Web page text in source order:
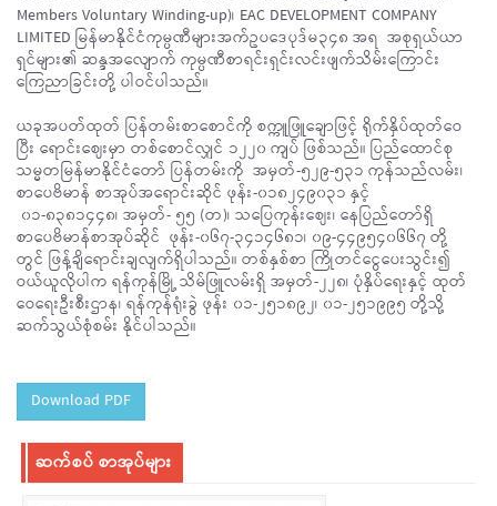
Members Voluntary Winding-up)၊ EAC DEVELOPMENT COMPANY
LIMITED မြန်မာနိုင်ငံကုမ္ပဏီများအက်ဥပဒေပုဒ်မ၃၄၈ အရ အစုရှယ်ယာ
ရှင်များ၏ ဆန္ဒအလျောက် ကုမ္ပဏီစာရင်းရှင်းလင်းဖျက်သိမ်းကြောင်း
ကြေညာခြင်းတို့ ပါဝင်ပါသည်။
ယခုအပတ်ထုတ် ပြန်တမ်းစာစောင်ကို စက္ကူဖြူချောဖြင့် ရိုက်နှိပ်ထုတ်ဝေ
ပြီး ရောင်းဈေးမှာ တစ်စောင်လျှင် ၁၂၂၀ ကျပ် ဖြစ်သည်။ ပြည်ထောင်စု
သမ္မတမြန်မာနိုင်ငံတော် ပြန်တမ်းကို အမှတ်-၅၂၉-၅၃၁ ကုန်သည်လမ်း၊
စာပေဗိမာန် စာအုပ်အရောင်းဆိုင် ဖုန်း-၀၁၈၂၄၉၀၃၁ နှင့်
၀၁-၈၃၈၁၄၄၈၊ အမှတ်- ၅၅ (တ)၊ သပြေကုန်းဈေး၊ နေပြည်တော်ရှိ
စာပေဗိမာန်စာအုပ်ဆိုင် ဖုန်း-၀၆၇-၃၄၁၄၆၈၁၊ ၀၉-၄၄၉၅၄၀၆၆၇ တို့
တွင် ဖြန့်ချိရောင်းချလျက်ရှိပါသည်။ တစ်နှစ်စာ ကြိုတင်ငွေပေးသွင်း၍
ဝယ်ယူလိုပါက ရန်ကုန်မြို့ သိမ်ဖြူလမ်းရှိ အမှတ်-၂၂၈၊ ပုံနှိပ်ရေးနှင့် ထုတ်
ဝေရေးဦးစီးဌာန၊ ရန်ကုန်ရုံးခွဲ ဖုန်း ၀၁-၂၅၁၈၉၂၊ ၀၁-၂၅၁၉၉၅ တို့သို့
ဆက်သွယ်စုံစမ်း နိုင်ပါသည်။
Download PDF
ဆက်စပ် စာအုပ်များ